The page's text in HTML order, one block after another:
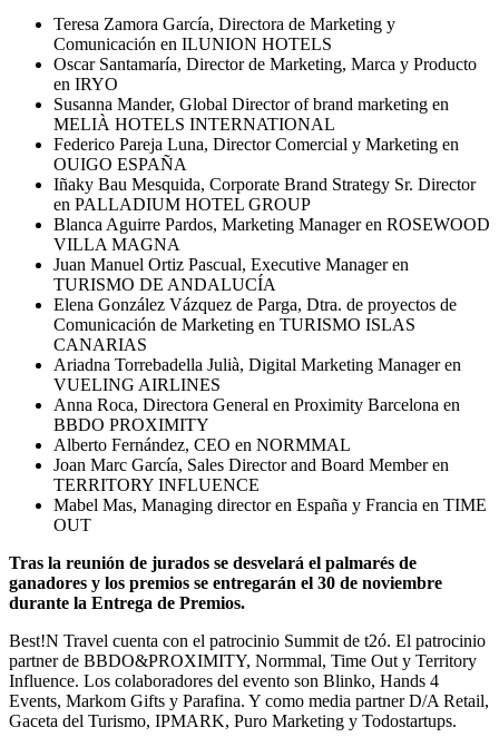
Teresa Zamora García, Directora de Marketing y
Comunicación en ILUNION HOTELS
Oscar Santamaría, Director de Marketing, Marca y Producto
en IRYO
Susanna Mander, Global Director of brand marketing en
MELIÀ HOTELS INTERNATIONAL
Federico Pareja Luna, Director Comercial y Marketing en
OUIGO ESPAÑA
Iñaky Bau Mesquida, Corporate Brand Strategy Sr. Director
en PALLADIUM HOTEL GROUP
Blanca Aguirre Pardos, Marketing Manager en ROSEWOOD
VILLA MAGNA
Juan Manuel Ortiz Pascual, Executive Manager en
TURISMO DE ANDALUCÍA
Elena González Vázquez de Parga, Dtra. de proyectos de
Comunicación de Marketing en TURISMO ISLAS
CANARIAS
Ariadna Torrebadella Julià, Digital Marketing Manager en
VUELING AIRLINES
Anna Roca, Directora General en Proximity Barcelona en
BBDO PROXIMITY
Alberto Fernández, CEO en NORMMAL
Joan Marc García, Sales Director and Board Member en
TERRITORY INFLUENCE
Mabel Mas, Managing director en España y Francia en TIME
OUT
Tras la reunión de jurados se desvelará el palmarés de
ganadores y los premios se entregarán el 30 de noviembre
durante la Entrega de Premios.
Best!N Travel cuenta con el patrocinio Summit de t2ó. El patrocinio
partner de BBDO&PROXIMITY, Normmal, Time Out y Territory
Influence. Los colaboradores del evento son Blinko, Hands 4
Events, Markom Gifts y Parafina. Y como media partner D/A Retail,
Gaceta del Turismo, IPMARK, Puro Marketing y Todostartups.